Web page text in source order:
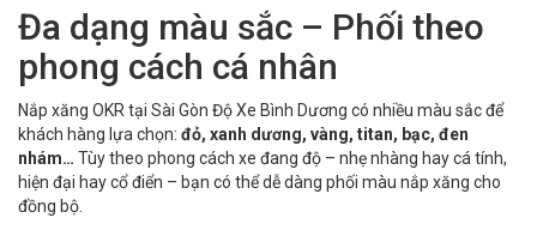
Đa dạng màu sắc – Phối theo
phong cách cá nhân
Nắp xăng OKR tại Sài Gòn Độ Xe Bình Dương có nhiều màu sắc để
khách hàng lựa chọn: đỏ, xanh dương, vàng, titan, bạc, đen
nhám… Tùy theo phong cách xe đang độ – nhẹ nhàng hay cá tính,
hiện đại hay cổ điển – bạn có thể dễ dàng phối màu nắp xăng cho
đồng bộ.